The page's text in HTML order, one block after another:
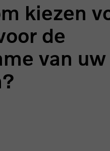
kiezen
de
van uw